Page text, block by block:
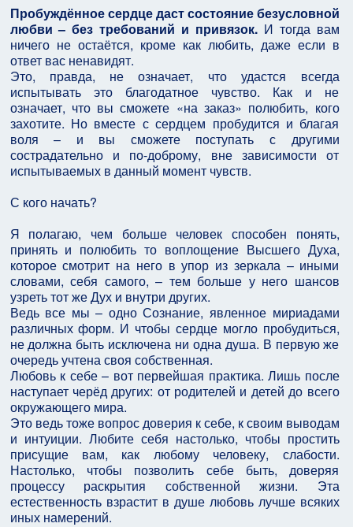
Пробуждённое сердце даст состояние безусловной
любви – без требований и привязок. И тогда вам
ничего не остаётся, кроме как любить, даже если в
ответ вас ненавидят.
Это, правда, не означает, что удастся всегда
испытывать это благодатное чувство. Как и не
означает, что вы сможете «на заказ» полюбить, кого
захотите. Но вместе с сердцем пробудится и благая
воля – и вы сможете поступать с другими
сострадательно и по-доброму, вне зависимости от
испытываемых в данный момент чувств.
С кого начать?
Я полагаю, чем больше человек способен понять,
принять и полюбить то воплощение Высшего Духа,
которое смотрит на него в упор из зеркала – иными
словами, себя самого, – тем больше у него шансов
узреть тот же Дух и внутри других.
Ведь все мы – одно Сознание, явленное мириадами
различных форм. И чтобы сердце могло пробудиться,
не должна быть исключена ни одна душа. В первую же
очередь учтена своя собственная.
Любовь к себе – вот первейшая практика. Лишь после
наступает черёд других: от родителей и детей до всего
окружающего мира.
Это ведь тоже вопрос доверия к себе, к своим выводам
и интуиции. Любите себя настолько, чтобы простить
присущие вам, как любому человеку, слабости.
Настолько, чтобы позволить себе быть, доверяя
процессу раскрытия собственной жизни. Эта
естественность взрастит в душе любовь лучше всяких
иных намерений.